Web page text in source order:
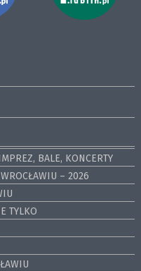
BALE, KONCERTY
– 2026
TYLKO